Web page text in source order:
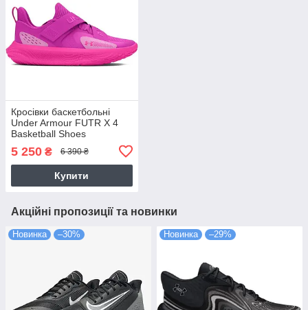
Кросівки баскетбольні
Under Armour FUTR X 4
Basketball Shoes
5 250 ₴ 6 390 ₴
Купити
Акційні пропозиції та новинки
Новинка –30% Новинка –29%